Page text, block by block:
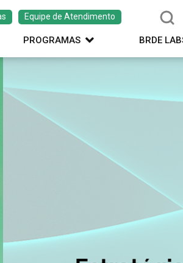
Equipe de Atendimento
PROGRAMAS BRDE